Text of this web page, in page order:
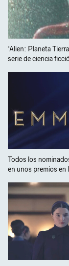
'Alien: Planeta
serie de ciencia
Todos los
en unos premios en